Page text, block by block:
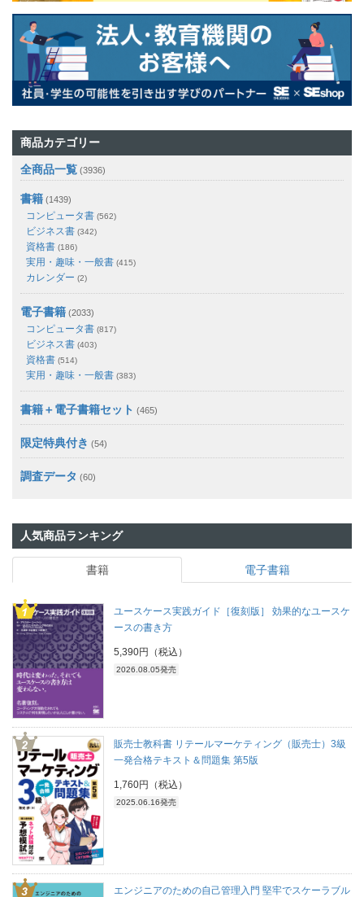
商品カテゴリー
全商品一覧 (3936)
書籍 (1439)
コンピュータ書 (562)
ビジネス書 (342)
資格書 (186)
実用・趣味・一般書 (415)
カレンダー (2)
電子書籍 (2033)
コンピュータ書 (817)
ビジネス書 (403)
資格書 (514)
実用・趣味・一般書 (383)
書籍＋電子書籍セット (465)
限定特典付き (54)
調査データ (60)
人気商品ランキング
書籍 電子書籍
ユースケース実践ガイド［復刻版］ 効果的なユースケ
ースの書き方
5,390円（税込）
2026.08.05発売
販売士教科書 リテールマーケティング（販売士）3級
一発合格テキスト＆問題集 第5版
1,760円（税込）
2025.06.16発売
エンジニアのための自己管理入門 堅牢でスケーラブル